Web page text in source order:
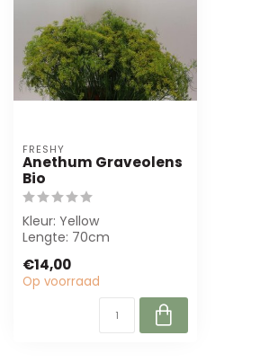
FRESHY
Anethum Graveolens
Bio
Kleur: Yellow
Lengte: 70cm
€14,00
Op voorraad